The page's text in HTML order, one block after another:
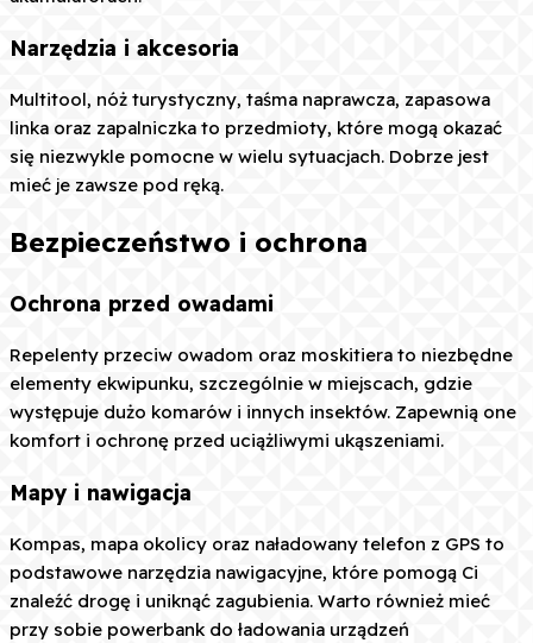
Narzędzia i akcesoria
Multitool, nóż turystyczny, taśma naprawcza, zapasowa
linka oraz zapalniczka to przedmioty, które mogą okazać
się niezwykle pomocne w wielu sytuacjach. Dobrze jest
mieć je zawsze pod ręką.
Bezpieczeństwo i ochrona
Ochrona przed owadami
Repelenty przeciw owadom oraz moskitiera to niezbędne
elementy ekwipunku, szczególnie w miejscach, gdzie
występuje dużo komarów i innych insektów. Zapewnią one
komfort i ochronę przed uciążliwymi ukąszeniami.
Mapy i nawigacja
Kompas, mapa okolicy oraz naładowany telefon z GPS to
podstawowe narzędzia nawigacyjne, które pomogą Ci
znaleźć drogę i uniknąć zagubienia. Warto również mieć
przy sobie powerbank do ładowania urządzeń